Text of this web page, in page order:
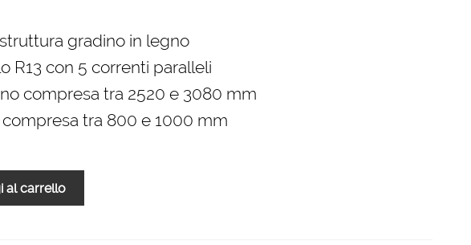
€.
attuale
è:
2.738,00 €.
gradino in legno
R13 con 5 correnti paralleli
compresa tra 2520 e 3080 mm
tra 800 e 1000 mm
al carrello